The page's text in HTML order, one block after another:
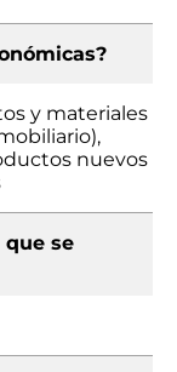
y materiales
nuevos
que se